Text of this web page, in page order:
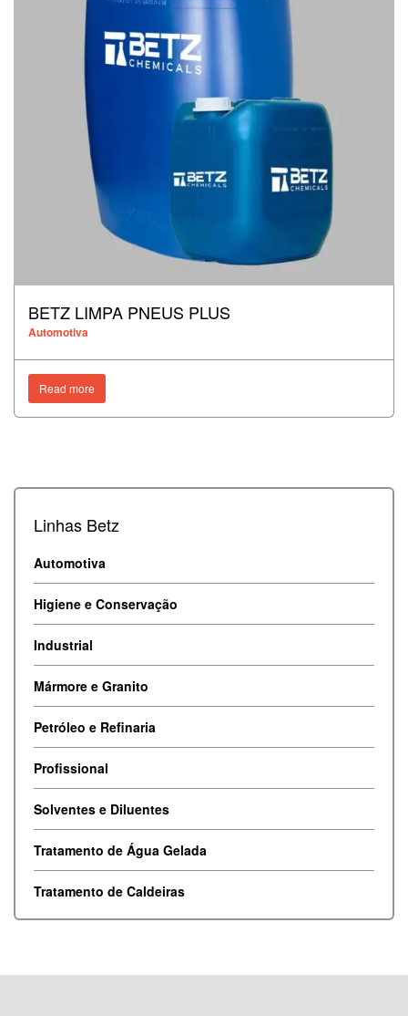
BETZ LIMPA PNEUS PLUS
Automotiva
Read more
Linhas Betz
Automotiva
Higiene e Conservação
Industrial
Mármore e Granito
Petróleo e Refinaria
Profissional
Solventes e Diluentes
Tratamento de Água Gelada
Tratamento de Caldeiras